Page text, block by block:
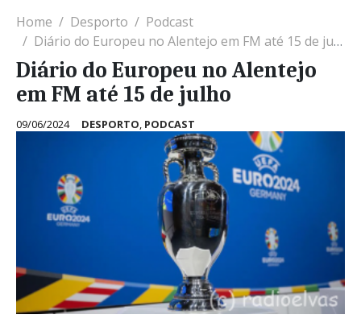
Home Desporto
Podcast
Diário do Europeu no Alentejo em FM até 15 de julho
Diário do Europeu no Alentejo
em FM até 15 de julho
09/06/2024 DESPORTO, PODCAST